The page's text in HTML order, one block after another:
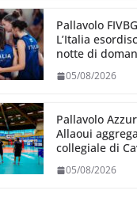
Pallavolo
L’Italia
notte di
05/08/2026
Pallavolo
Allaoui
collegiale di
05/08/2026